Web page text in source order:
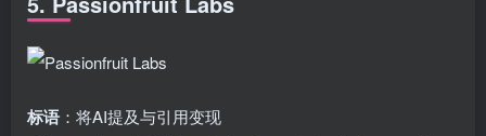
标语 ：将AI提及与引用变现